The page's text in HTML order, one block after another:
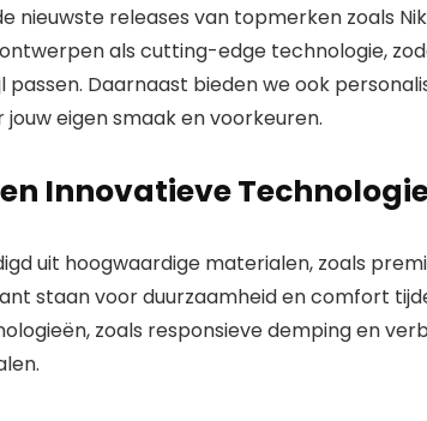
nieuwste releases van topmerken zoals
als cutting-edge technologie,
Daarnaast bieden we ook
eigen smaak en voorkeuren.
Innovatieve
uit hoogwaardige materialen, zoals
staan voor duurzaamheid en comfort
zoals responsieve demping en